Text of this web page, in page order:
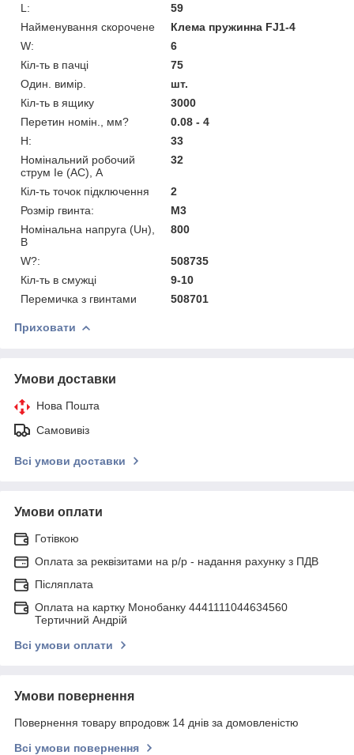
L:
59
Найменування скорочене
Клема пружинна FJ1-4
W:
6
Кіл-ть в пачці
75
Один. вимір.
шт.
Кіл-ть в ящику
3000
Перетин номін., мм?
0.08 - 4
H:
33
Номінальний робочий
струм Ie (AC), А
32
Кіл-ть точок підключення
2
Розмір гвинта:
М3
Номінальна напруга (Uн),
В
800
W?:
508735
Кіл-ть в смужці
9-10
Перемичка з гвинтами
508701
Приховати
Умови доставки
Нова Пошта
Самовивіз
Всі умови доставки
Умови оплати
Готівкою
Оплата за реквізитами на р/р - надання рахунку з ПДВ
Післяплата
Оплата на картку Монобанку 4441111044634560
Тертичний Андрій
Всі умови оплати
Умови повернення
Повернення товару впродовж 14 днів за домовленістю
Всі умови повернення